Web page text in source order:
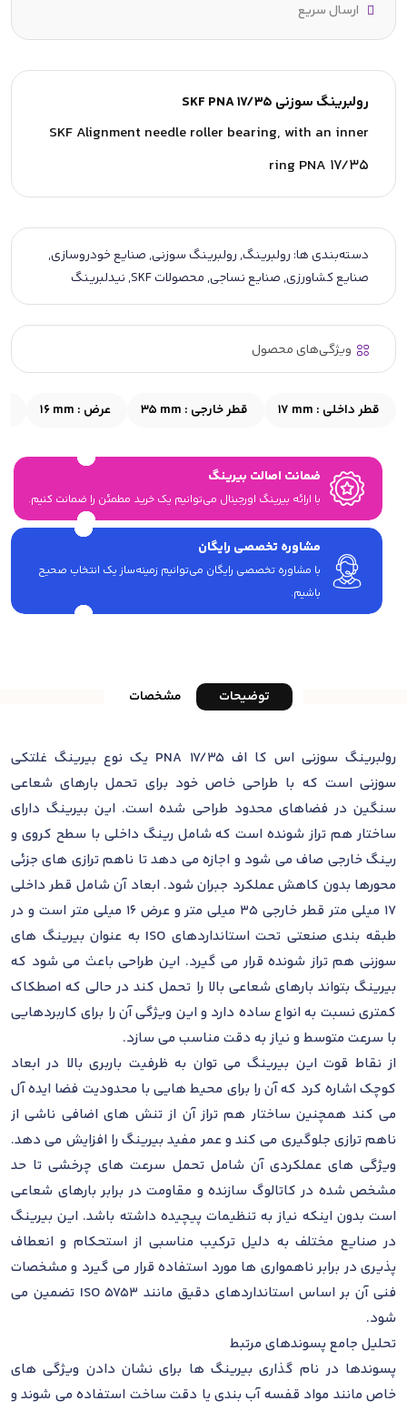
رولبرینگ سوزنی SKF PNA 17/35
SKF Alignment needle roller bearing, with an inner
ring PNA 17/35
دسته‌بندی ها: رولبرینگ,رولبرینگ سوزنی,صنایع خودروسازی,
صنایع کشاورزی,صنایع نساجی,محصولات SKF ,نیدلبرینگ
ویژگی‌های محصول
قطر داخلی : 17 mm قطر خارجی : 35 mm عرض : 16 mm
ضمانت اصالت بیرینگ
با ارائه بیرینگ اورجینال می‎‌توانیم یک خرید مطمئن را ضمانت کنیم.
مشاوره تخصصی رایگان
با مشاوره تخصصی رایگان می‌توانیم زمینه‌ساز یک انتخاب صحیح
باشیم.
ارسال سریع
توضیحات مشخصات
رولبرینگ سوزنی اس کا اف PNA 17/35 یک نوع بیرینگ غلتکی
سوزنی است که با طراحی خاص خود برای تحمل بارهای شعاعی
سنگین در فضاهای محدود طراحی شده است. این بیرینگ دارای
ساختار هم تراز شونده است که شامل رینگ داخلی با سطح کروی و
رینگ خارجی صاف می شود و اجازه می دهد تا ناهم ترازی های جزئی
محورها بدون کاهش عملکرد جبران شود. ابعاد آن شامل قطر داخلی
17 میلی متر قطر خارجی 35 میلی متر و عرض 16 میلی متر است و در
طبقه بندی صنعتی تحت استانداردهای ISO به عنوان بیرینگ های
سوزنی هم تراز شونده قرار می گیرد. این طراحی باعث می شود که
بیرینگ بتواند بارهای شعاعی بالا را تحمل کند در حالی که اصطکاک
کمتری نسبت به انواع ساده دارد و این ویژگی آن را برای کاربردهایی
با سرعت متوسط و نیاز به دقت مناسب می سازد.
از نقاط قوت این بیرینگ می توان به ظرفیت باربری بالا در ابعاد
کوچک اشاره کرد که آن را برای محیط هایی با محدودیت فضا ایده آل
می کند همچنین ساختار هم تراز آن از تنش های اضافی ناشی از
ناهم ترازی جلوگیری می کند و عمر مفید بیرینگ را افزایش می دهد.
ویژگی های عملکردی آن شامل تحمل سرعت های چرخشی تا حد
مشخص شده در کاتالوگ سازنده و مقاومت در برابر بارهای شعاعی
است بدون اینکه نیاز به تنظیمات پیچیده داشته باشد. این بیرینگ
در صنایع مختلف به دلیل ترکیب مناسبی از استحکام و انعطاف
پذیری در برابر ناهمواری ها مورد استفاده قرار می گیرد و مشخصات
فنی آن بر اساس استانداردهای دقیق مانند ISO 5753 تضمین می
شود.
تحلیل جامع پسوندهای مرتبط
پسوندها در نام گذاری بیرینگ ها برای نشان دادن ویژگی های
خاص مانند مواد قفسه آب بندی یا دقت ساخت استفاده می شوند و